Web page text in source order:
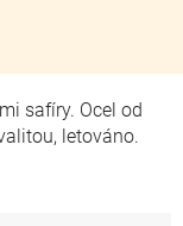
safíry. Ocel od
letováno.